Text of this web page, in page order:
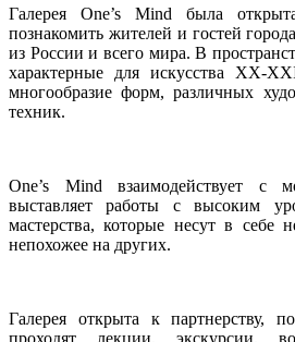
Галерея One’s Mind была
познакомить жителей и гостей
из России и всего мира. В
характерные для искусства XX-
многообразие форм, различных
техник.
One’s Mind взаимодействует с
выставляет работы с высоким
мастерства, которые несут в себе
непохожее на других.
Галерея открыта к партнерству,
проходят лекции, экскурсии,